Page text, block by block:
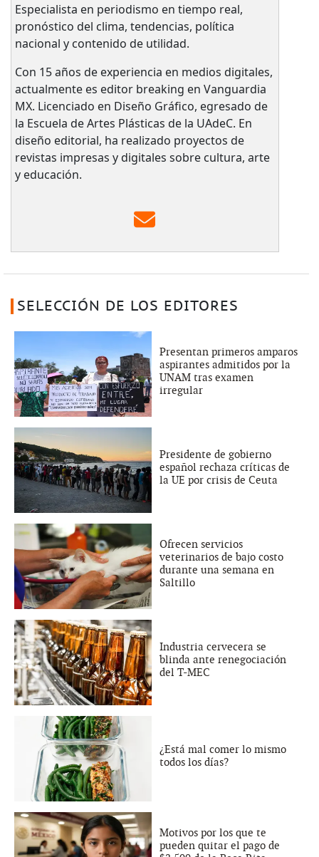
Especialista en periodismo en tiempo real,
pronóstico del clima, tendencias, política
nacional y contenido de utilidad.
Con 15 años de experiencia en medios digitales,
actualmente es editor breaking en Vanguardia
MX. Licenciado en Diseño Gráfico, egresado de
la Escuela de Artes Plásticas de la UAdeC. En
diseño editorial, ha realizado proyectos de
revistas impresas y digitales sobre cultura, arte
y educación.
SELECCIÓN DE LOS EDITORES
Presentan primeros amparos
aspirantes admitidos por la
UNAM tras examen
irregular
Presidente de gobierno
español rechaza críticas de
la UE por crisis de Ceuta
Ofrecen servicios
veterinarios de bajo costo
durante una semana en
Saltillo
Industria cervecera se
blinda ante renegociación
del T-MEC
¿Está mal comer lo mismo
todos los días?
Motivos por los que te
pueden quitar el pago de